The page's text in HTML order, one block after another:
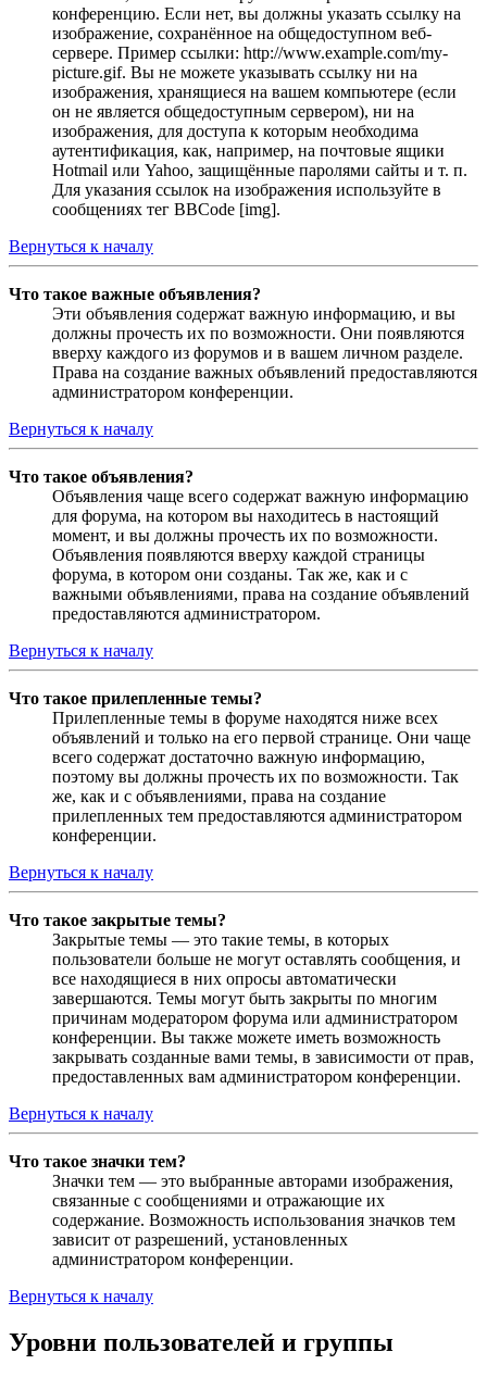
конференцию. Если нет, вы должны указать ссылку на
изображение, сохранённое на общедоступном веб-
сервере. Пример ссылки: http://www.example.com/my-
picture.gif. Вы не можете указывать ссылку ни на
изображения, хранящиеся на вашем компьютере (если
он не является общедоступным сервером), ни на
изображения, для доступа к которым необходима
аутентификация, как, например, на почтовые ящики
Hotmail или Yahoo, защищённые паролями сайты и т. п.
Для указания ссылок на изображения используйте в
сообщениях тег BBCode [img].
Вернуться к началу
Что такое важные объявления?
Эти объявления содержат важную информацию, и вы
должны прочесть их по возможности. Они появляются
вверху каждого из форумов и в вашем личном разделе.
Права на создание важных объявлений предоставляются
администратором конференции.
Вернуться к началу
Что такое объявления?
Объявления чаще всего содержат важную информацию
для форума, на котором вы находитесь в настоящий
момент, и вы должны прочесть их по возможности.
Объявления появляются вверху каждой страницы
форума, в котором они созданы. Так же, как и с
важными объявлениями, права на создание объявлений
предоставляются администратором.
Вернуться к началу
Что такое прилепленные темы?
Прилепленные темы в форуме находятся ниже всех
объявлений и только на его первой странице. Они чаще
всего содержат достаточно важную информацию,
поэтому вы должны прочесть их по возможности. Так
же, как и с объявлениями, права на создание
прилепленных тем предоставляются администратором
конференции.
Вернуться к началу
Что такое закрытые темы?
Закрытые темы — это такие темы, в которых
пользователи больше не могут оставлять сообщения, и
все находящиеся в них опросы автоматически
завершаются. Темы могут быть закрыты по многим
причинам модератором форума или администратором
конференции. Вы также можете иметь возможность
закрывать созданные вами темы, в зависимости от прав,
предоставленных вам администратором конференции.
Вернуться к началу
Что такое значки тем?
Значки тем — это выбранные авторами изображения,
связанные с сообщениями и отражающие их
содержание. Возможность использования значков тем
зависит от разрешений, установленных
администратором конференции.
Вернуться к началу
Уровни пользователей и группы